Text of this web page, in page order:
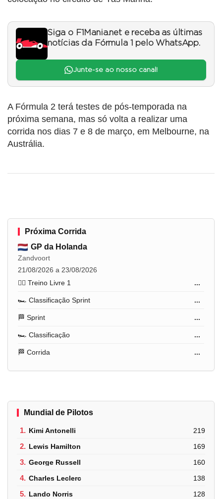
Siga o F1Mania.net e receba as últimas
notícias da Fórmula 1 pelo WhatsApp.
Junte-se ao nosso canal!
A Fórmula 2 terá testes de pós-temporada na
próxima semana, mas só volta a realizar uma
corrida nos dias 7 e 8 de março, em Melbourne, na
Austrália.
Próxima Corrida
GP da Holanda
Zandvoort
21/08/2026 a 23/08/2026
🏋️‍♂️ Treino Livre 1
...
🏎️ Classificação Sprint ...
🏁 Sprint ...
🏎️ Classificação ...
🏁 Corrida ...
Mundial de Pilotos
1. Kimi Antonelli 219
2. Lewis Hamilton 169
3. George Russell 160
4. Charles Leclerc 138
5. Lando Norris 128